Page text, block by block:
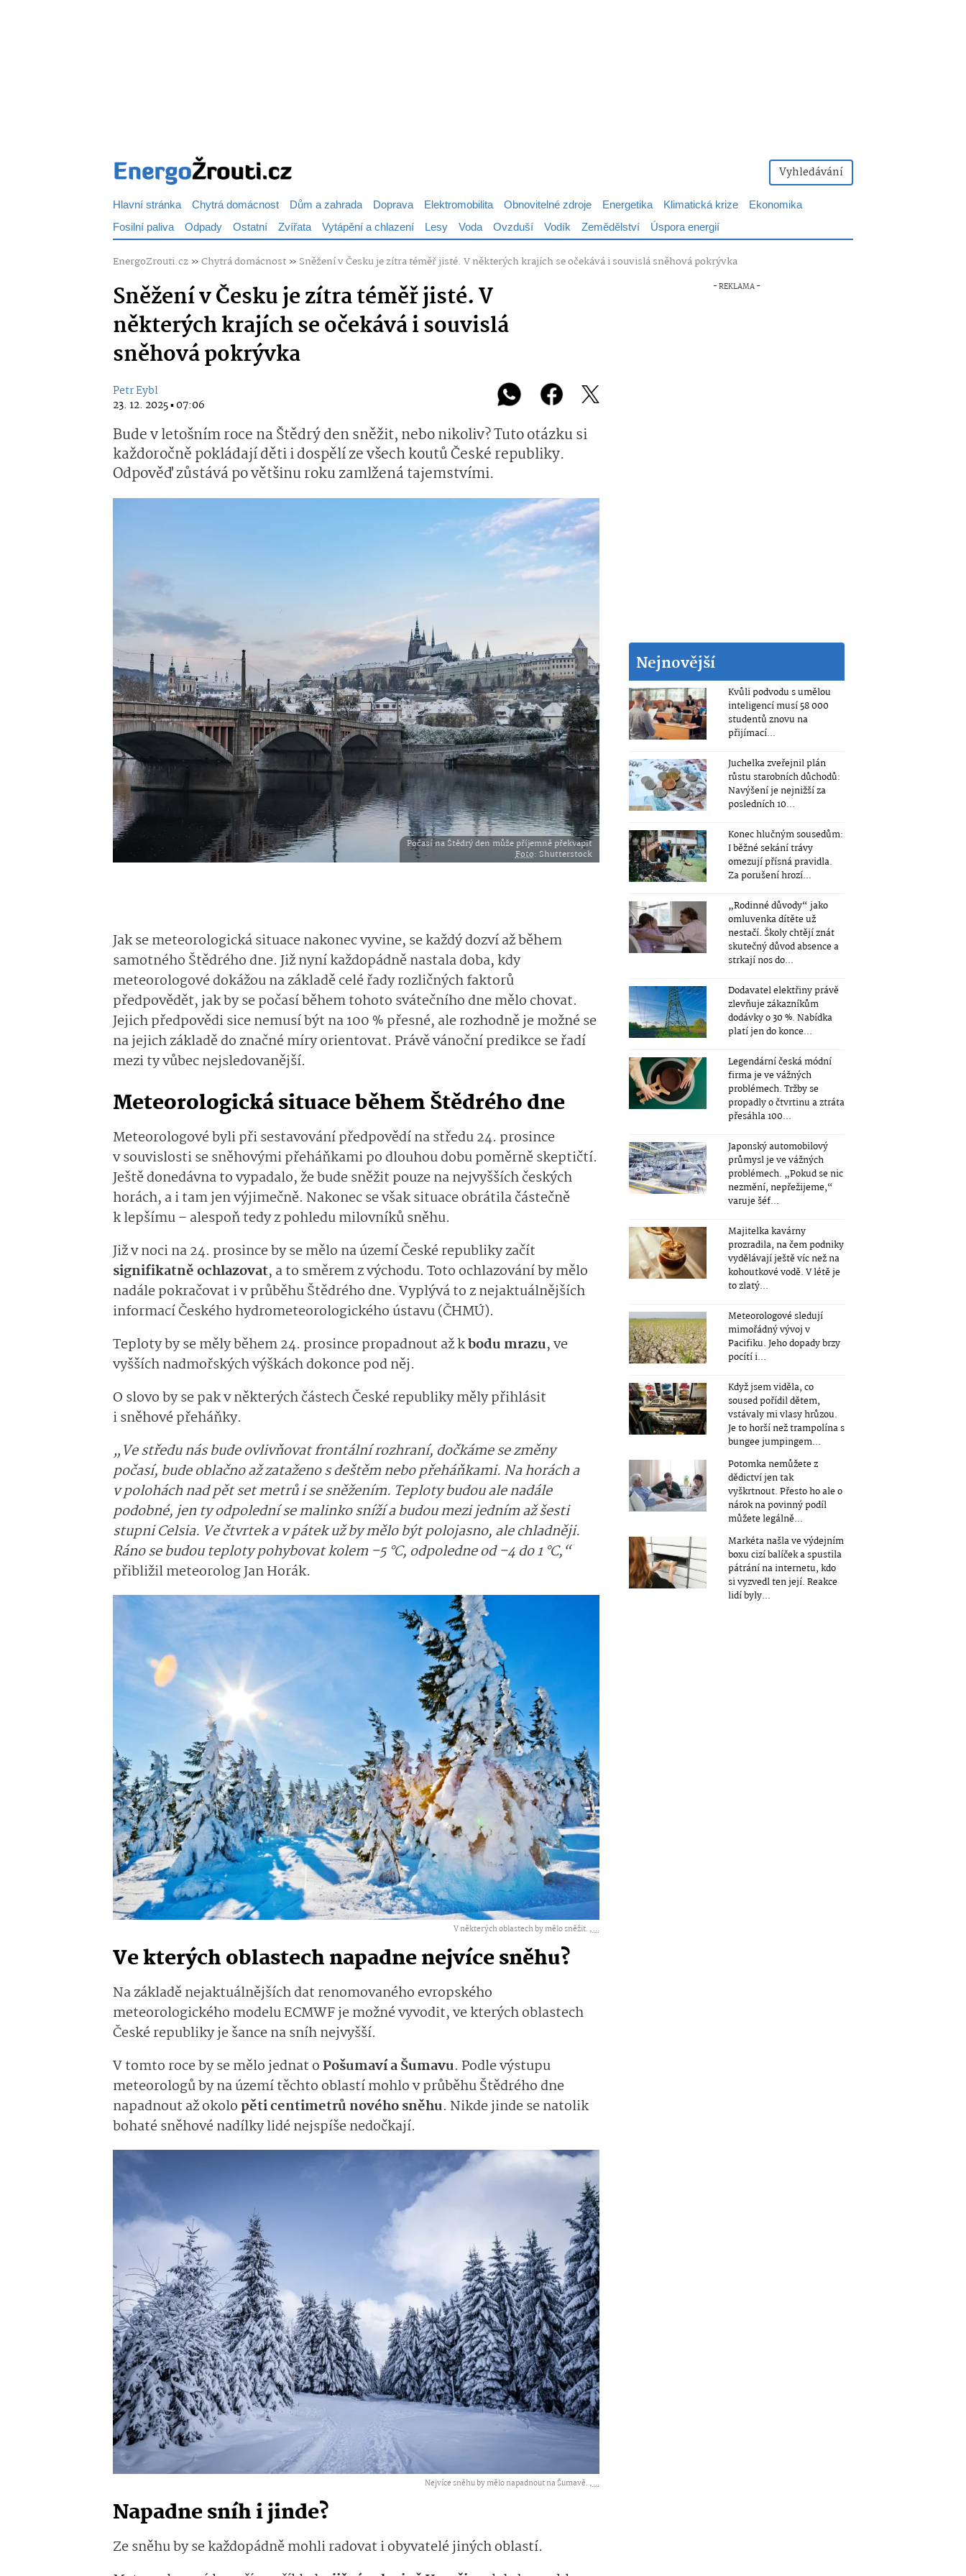
Vyhledávání
Hlavní stránka Chytrá domácnost Dům a zahrada Doprava Elektromobilita Obnovitelné zdroje Energetika Klimatická krize
Ekonomika
Fosilní paliva Odpady Ostatní Zvířata Vytápění a chlazení Lesy Voda Ovzduší Vodík Zemědělství Úspora energií
EnergoZrouti.cz»Chytrá domácnost» Sněžení v Česku je zítra téměř jisté. V některých krajích se očekává i souvislá sněhová pokrývka
Sněžení v Česku je zítra téměř jisté. V
některých krajích se očekává i souvislá
sněhová pokrývka
Petr Eybl
23. 12. 2025 ▪ 07:06
Bude v letošním roce na Štědrý den sněžit, nebo nikoliv? Tuto otázku si
každoročně pokládají děti i dospělí ze všech koutů České republiky.
Odpověď zůstává po většinu roku zamlžená tajemstvími.
Počasí na Štědrý den může příjemně překvapit
Foto: Shutterstock
Jak se meteorologická situace nakonec vyvine, se každý dozví až během
samotného Štědrého dne. Již nyní každopádně nastala doba, kdy
meteorologové dokážou na základě celé řady rozličných faktorů
předpovědět, jak by se počasí během tohoto svátečního dne mělo chovat.
Jejich předpovědi sice nemusí být na 100 % přesné, ale rozhodně je možné se
na jejich základě do značné míry orientovat. Právě vánoční predikce se řadí
mezi ty vůbec nejsledovanější.
Meteorologická situace během Štědrého dne
Meteorologové byli při sestavování předpovědí na středu 24. prosince
v souvislosti se sněhovými přeháňkami po dlouhou dobu poměrně skeptičtí.
Ještě donedávna to vypadalo, že bude sněžit pouze na nejvyšších českých
horách, a i tam jen výjimečně. Nakonec se však situace obrátila částečně
k lepšímu – alespoň tedy z pohledu milovníků sněhu.
Již v noci na 24. prosince by se mělo na území České republiky začít
signifikatně ochlazovat, a to směrem z východu. Toto ochlazování by mělo
nadále pokračovat i v průběhu Štědrého dne. Vyplývá to z nejaktuálnějších
informací Českého hydrometeorolo­gického ústavu (ČHMÚ).
Teploty by se měly během 24. prosince propadnout až kbodu mrazu, ve
vyšších nadmořských výškách dokonce pod něj.
O slovo by se pak v některých částech České republiky měly přihlásit
i sněhové přeháňky.
„Ve středu nás bude ovlivňovat frontální rozhraní, dočkáme se změny
počasí, bude oblačno až zataženo s deštěm nebo přeháňkami. Na horách a
v polohách nad pět set metrů i se sněžením. Teploty budou ale nadále
podobné, jen ty odpolední se malinko sníží a budou mezi jedním až šesti
stupni Celsia. Ve čtvrtek a v pátek už by mělo být polojasno, ale chladněji.
Ráno se budou teploty pohybovat kolem –5 °C, odpoledne od –4 do 1 °C,“
přibližil meteorolog Jan Horák.
V některých oblastech by mělo sněžit. ,...
Ve kterých oblastech napadne nejvíce sněhu?
Na základě nejaktuálnějších dat renomovaného evropského
meteorologického modelu ECMWF je možné vyvodit, ve kterých oblastech
České republiky je šance na sníh nejvyšší.
V tomto roce by se mělo jednat oPošumaví a Šumavu. Podle výstupu
meteorologů by na území těchto oblastí mohlo v průběhu Štědrého dne
napadnout až okolo pěti centimetrů nového sněhu. Nikde jinde se natolik
bohaté sněhové nadílky lidé nejspíše nedočkají.
Nejvíce sněhu by mělo napadnout na Šumavě. ,...
Napadne sníh i jinde?
Ze sněhu by se každopádně mohli radovat i obyvatelé jiných oblastí.
Nejnovější
Kvůli podvodu s umělou
inteligencí musí 58 000
studentů znovu na
přijímací...
Juchelka zveřejnil plán
růstu starobních důchodů:
Navýšení je nejnižší za
posledních 10...
Konec hlučným sousedům:
I běžné sekání trávy
omezují přísná pravidla.
Za porušení hrozí...
„Rodinné důvody“ jako
omluvenka dítěte už
nestačí. Školy chtějí znát
skutečný důvod absence a
strkají nos do...
Dodavatel elektřiny právě
zlevňuje zákazníkům
dodávky o 30 %. Nabídka
platí jen do konce...
Legendární česká módní
firma je ve vážných
problémech. Tržby se
propadly o čtvrtinu a ztráta
přesáhla 100...
Japonský automobilový
průmysl je ve vážných
problémech. „Pokud se nic
nezmění, nepřežijeme,“
varuje šéf...
Majitelka kavárny
prozradila, na čem podniky
vydělávají ještě víc než na
kohoutkové vodě. V létě je
to zlatý...
Meteorologové sledují
mimořádný vývoj v
Pacifiku. Jeho dopady brzy
pocítí i...
Když jsem viděla, co
soused pořídil dětem,
vstávaly mi vlasy hrůzou.
Je to horší než trampolína s
bungee jumpingem...
Potomka nemůžete z
dědictví jen tak
vyškrtnout. Přesto ho ale o
nárok na povinný podíl
můžete legálně...
Markéta našla ve výdejním
boxu cizí balíček a spustila
pátrání na internetu, kdo
si vyzvedl ten její. Reakce
lidí byly...